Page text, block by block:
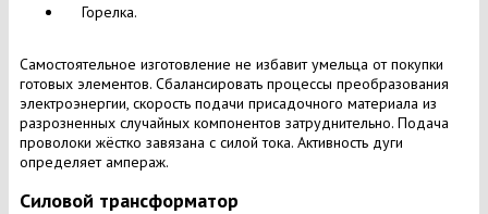
Горелка.
Самостоятельное изготовление не избавит умельца от покупки
готовых элементов. Сбалансировать процессы преобразования
электроэнергии, скорость подачи присадочного материала из
разрозненных случайных компонентов затруднительно. Подача
проволоки жёстко завязана с силой тока. Активность дуги
определяет ампераж.
Силовой трансформатор